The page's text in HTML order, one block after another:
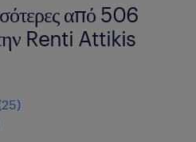
από 506
Renti Attikis
25)